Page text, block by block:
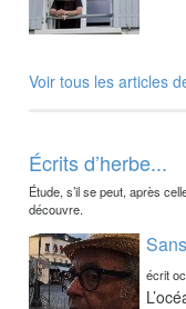
Voir tous les articles
Écrits d’herbe...
Étude, s’il se peut, après
découvre.
écrit